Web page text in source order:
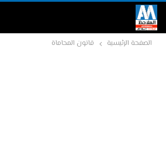
الصفحة الرئيسية قانون المحاماة